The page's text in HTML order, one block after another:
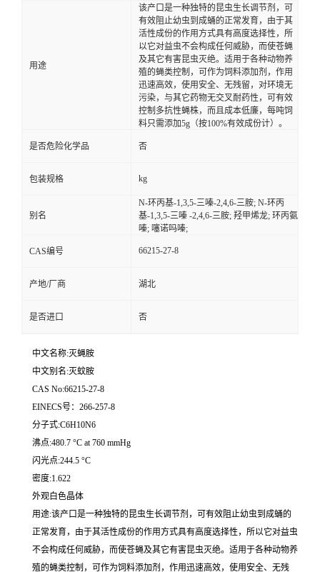
用途
该产口是一种独特的昆虫生长调节剂，可
有效阻止幼虫到成蛹的正常发育，由于其
活性成份的作用方式具有高度选择性，所
以它对益虫不会构成任何威胁，而使苍蝇
及其它有害昆虫灭绝。适用于各种动物养
殖的蝇类控制，可作为饲料添加剂，作用
迅速高效，使用安全、无残留，对环境无
污染，与其它药物无交叉耐药性，可有效
控制多抗性蝇株，而且成本低廉，每吨饲
料只需添加5g（按100%有效成份计）。
是否危险化学品 否
包装规格 kg
别名
N-环丙基-1,3,5-三嗪-2,4,6-三胺; N-环丙
基-1,3,5-三嗪 -2,4,6-三胺; 羟甲烯龙; 环丙氨
嗪; 噻诺吗嗪;
CAS编号 66215-27-8
产地/厂商 湖北
是否进口 否
中文名称:灭蝇胺
中文别名:灭蚊胺
CAS No:66215-27-8
EINECS号：266-257-8
分子式:C6H10N6
沸点:480.7 °C at 760 mmHg
闪光点:244.5 °C
密度:1.622
外观白色晶体
用途:该产口是一种独特的昆虫生长调节剂，可有效阻止幼虫到成蛹的
正常发育，由于其活性成份的作用方式具有高度选择性，所以它对益虫
不会构成任何威胁，而使苍蝇及其它有害昆虫灭绝。适用于各种动物养
殖的蝇类控制，可作为饲料添加剂，作用迅速高效，使用安全、无残